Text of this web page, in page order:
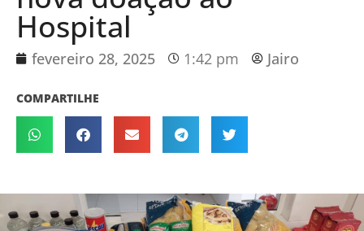
Hospital
fevereiro 28, 2025 1:42 pm Jairo
COMPARTILHE